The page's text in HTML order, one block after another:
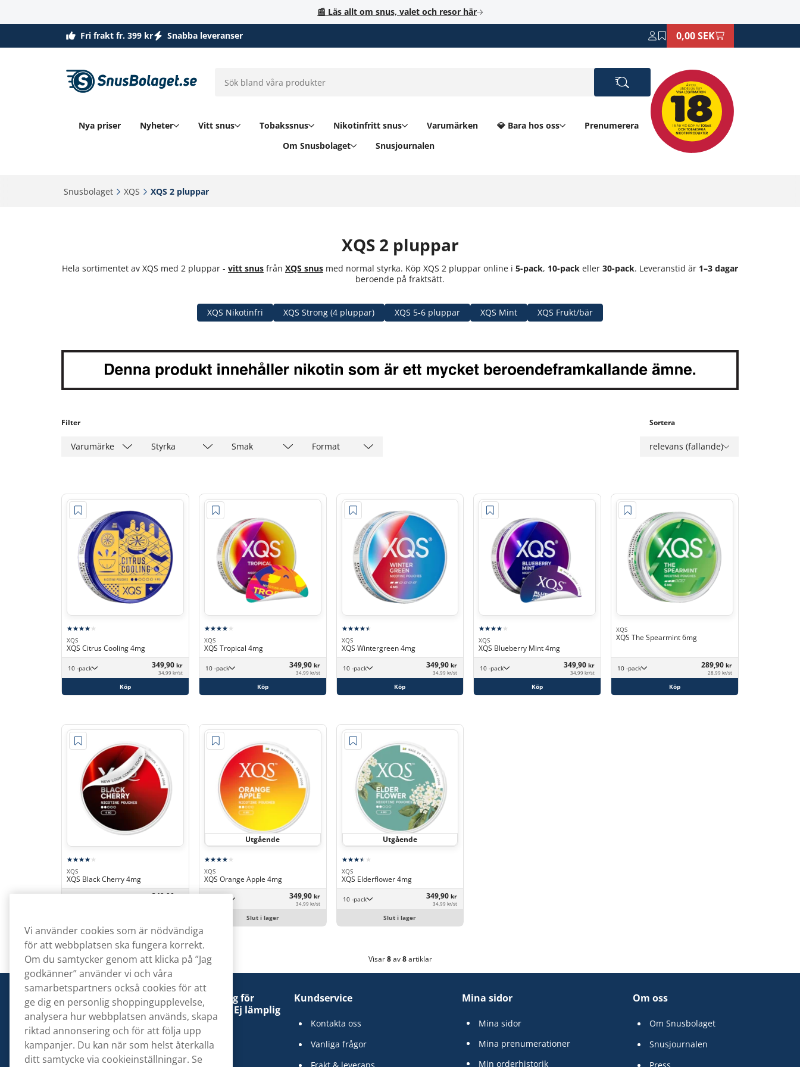
📰 Läs allt om snus, valet och resor här
Fri frakt fr. 399 kr Snabba leveranser 0,00 SEK
Nya priser Nyheter Vitt snus Tobakssnus Nikotinfritt snus Varumärken 💎 Bara hos oss
Prenumerera
Om Snusbolaget
Snusjournalen
Snusbolaget‎ XQS‎ XQS 2 pluppar‎
XQS 2 pluppar
Hela sortimentet av XQS med 2 pluppar - vitt snus från XQS snus med normal styrka. Köp XQS 2 pluppar online i 5-pack, 10-pack eller 30-pack. Leveranstid är 1–3 dagar
beroende på fraktsätt.
XQS Nikotinfri XQS Strong (4 pluppar) XQS 5-6 pluppar XQS Mint XQS Frukt/bär
Filter Sortera
relevans (fallande)
Varumärke Styrka Smak Format
XQS
XQS Citrus Cooling 4mg
10 -pack 349,90 kr
34,99 kr/st
Köp
XQS
XQS Tropical 4mg
10 -pack 349,90 kr
34,99 kr/st
Köp
XQS
XQS Wintergreen 4mg
10 -pack 349,90kr
34,99 kr/st
Köp
XQS
XQS Blueberry Mint 4mg
10 -pack 349,90kr
34,99 kr/st
Köp
XQS
XQS The Spearmint 6mg
10 -pack 289,90 kr
28,99 kr/st
Köp
XQS
XQS Black Cherry 4mg
349,90kr
Utgående
XQS
XQS Orange Apple 4mg
349,90 kr
34,99 kr/st
Slut i lager
Utgående
XQS
XQS Elderflower 4mg
10 -pack 349,90kr
34,99 kr/st
Slut i lager
Visar8av8artiklar
Denna tobaksprodukt kan vara skadlig för
hälsan och är beroendeframkallande. Ej lämplig
för personer under 18 år.
Kundservice
Kontakta oss
Vanliga frågor
Mina sidor
Mina sidor
Mina prenumerationer
Min orderhistorik
Om oss
Om Snusbolaget
Snusjournalen
Vi använder cookies som är nödvändiga
för att webbplatsen ska fungera korrekt.
Om du samtycker genom att klicka på ”Jag
godkänner” använder vi och våra
samarbetspartners också cookies för att
ge dig en personlig shoppingupplevelse,
analysera hur webbplatsen används, skapa
riktad annonsering och för att följa upp
kampanjer. Du kan när som helst återkalla
ditt samtycke via cookieinställningar. Se